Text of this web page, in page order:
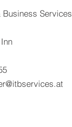
Business Services